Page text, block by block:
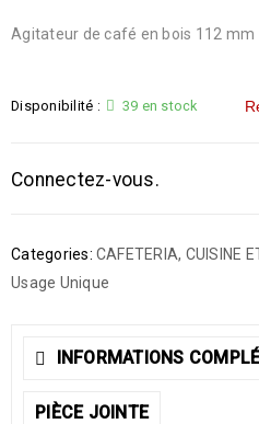
Agitateur de café en bois 112 mm
Disponibilité : 39 en stock
Connectez-vous.
Categories: CAFETERIA, CUISINE
Usage Unique
INFORMATIONS
PIÈCE JOINTE